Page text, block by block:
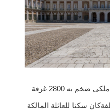
كما هو واضح من اسمه قصر ملكى ضخم به 2800 غرفة
سكنا للعائلة المالكة